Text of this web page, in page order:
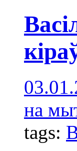
на
tags: